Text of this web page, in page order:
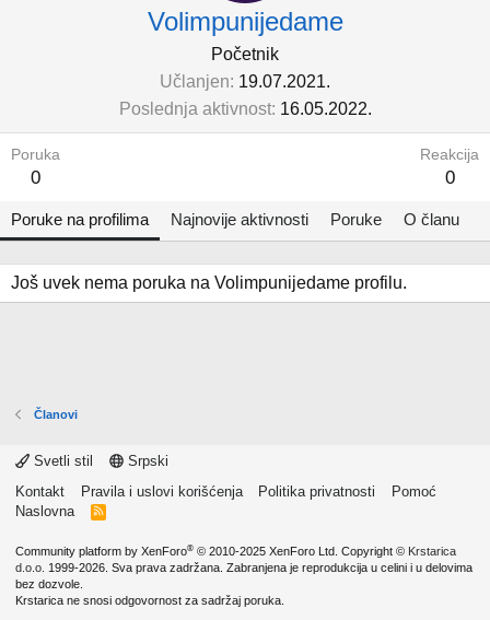
Volimpunijedame
Početnik
Učlanjen 19.07.2021.
Poslednja aktivnost 16.05.2022.
Poruka
0
Reakcija
0
Poruke na profilima Najnovije aktivnosti Poruke O članu
Još uvek nema poruka na Volimpunijedame profilu.
Članovi
Svetli stil
Srpski
Kontakt
Pravila i uslovi korišćenja Politika privatnosti
Pomoć
Naslovna
R
Community platform by XenForo® © 2010-2025 XenForo Ltd. Copyright © Krstarica
d.o.o. 1999-2026. Sva prava zadržana. Zabranjena je reprodukcija u celini i u delovima
bez dozvole.
Krstarica ne snosi odgovornost za sadržaj poruka.